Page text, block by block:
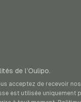
de l’Oulipo.
acceptez de recevoir
est utilisée uniquement